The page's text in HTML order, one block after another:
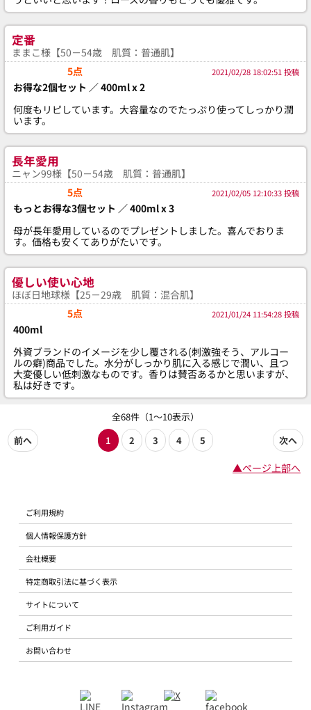
定番
ままこ様【50－54歳 肌質：普通肌】
5点
2021/02/28 18:02:51 投稿
お得な2個セット ／ 400ml x 2
何度もリピしています。大容量なのでたっぷり使ってしっかり潤
います。
長年愛用
ニャン99様【50－54歳 肌質：普通肌】
5点
2021/02/05 12:10:33 投稿
もっとお得な3個セット ／ 400ml x 3
母が長年愛用しているのでプレゼントしました。喜んでおりま
す。価格も安くてありがたいです。
優しい使い心地
ほぼ日地球様【25－29歳 肌質：混合肌】
5点
2021/01/24 11:54:28 投稿
400ml
外資ブランドのイメージを少し覆される(刺激強そう、アルコー
ルの癖)商品でした。水分がしっかり肌に入る感じで潤い、且つ
大変優しい低刺激なものです。香りは賛否あるかと思いますが、
私は好きです。
全68件（1～10表示）
前へ
1 2 3 4 5 次へ
▲ページ上部へ
ご利用規約
個人情報保護方針
会社概要
特定商取引法に基づく表示
サイトについて
ご利用ガイド
お問い合わせ